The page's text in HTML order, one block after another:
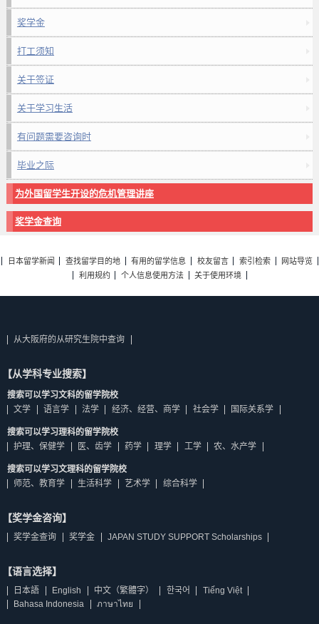
奖学金
打工须知
关于签证
关于学习生活
有问题需要咨询时
毕业之际
为外国留学生开设的危机管理讲座
奖学金查询
日本留学新闻 查找留学目的地 有用的留学信息 校友留言 索引检索
网站导览
利用规约
个人信息使用方法 关于使用环境
从大阪府的从研究生院中查询
【从学科专业搜索】
搜索可以学习文科的留学院校
文学
语言学 法学 经济、经营、商学 社会学 国际关系学
搜索可以学习理科的留学院校
护理、保健学
医、齿学 药学 理学 工学 农、水产学
搜索可以学习文理科的留学院校
师范、教育学
生活科学 艺术学 综合科学
【奖学金咨询】
奖学金查询 奖学金 JAPAN STUDY SUPPORT Scholarships
【语言选择】
日本語 English 中文（繁體字） 한국어
Tiếng Việt
Bahasa Indonesia
ภาษาไทย